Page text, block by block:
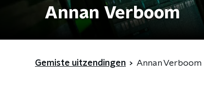
Annan Verboom
Gemiste uitzendingen Annan Verboom